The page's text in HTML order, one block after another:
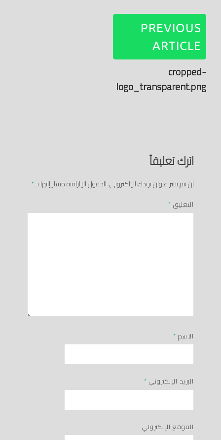
PREVIOUS
ARTICLE
cropped-
logo_transparent.png
اترك تعليقاً
لن يتم نشر عنوان بريدك الإلكتروني.الحقول الإلزامية مشار إليها بـ*
التعليق *
الاسم *
البريد الإلكتروني *
الموقع الإلكتروني